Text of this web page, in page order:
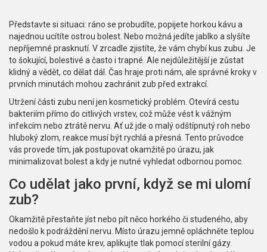
Představte si situaci: ráno se probudíte, popijete horkou kávu a
najednou ucítíte ostrou bolest. Nebo možná jedíte jablko a slyšíte
nepříjemné prasknutí. V zrcadle zjistíte, že vám chybí kus zubu. Je
to šokující, bolestivé a často i trapné. Ale nejdůležitější je zůstat
klidný a vědět, co dělat dál. Čas hraje proti nám, ale správné kroky v
prvních minutách mohou zachránit zub před extrakcí.
Utržení části zubu není jen kosmetický problém. Otevírá cestu
bakteriím přímo do citlivých vrstev, což může vést k vážným
infekcím nebo ztrátě nervu. Ať už jde o malý odštípnutý roh nebo
hluboký zlom, reakce musí být rychlá a přesná. Tento průvodce
vás provede tím, jak postupovat okamžitě po úrazu, jak
minimalizovat bolest a kdy je nutné vyhledat odbornou pomoc.
Co udělat jako první, když se mi ulomí
zub?
Okamžitě přestaňte jíst nebo pít něco horkého či studeného, aby
nedošlo k podráždění nervu. Místo úrazu jemně opláchněte teplou
vodou a pokud máte krev, aplikujte tlak pomocí sterilní gázy.